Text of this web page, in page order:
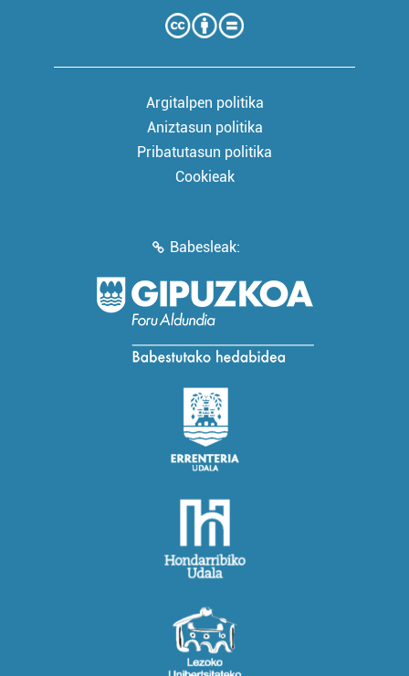
Argitalpen politika
Aniztasun politika
Pribatutasun politika
Cookieak
Babesleak: